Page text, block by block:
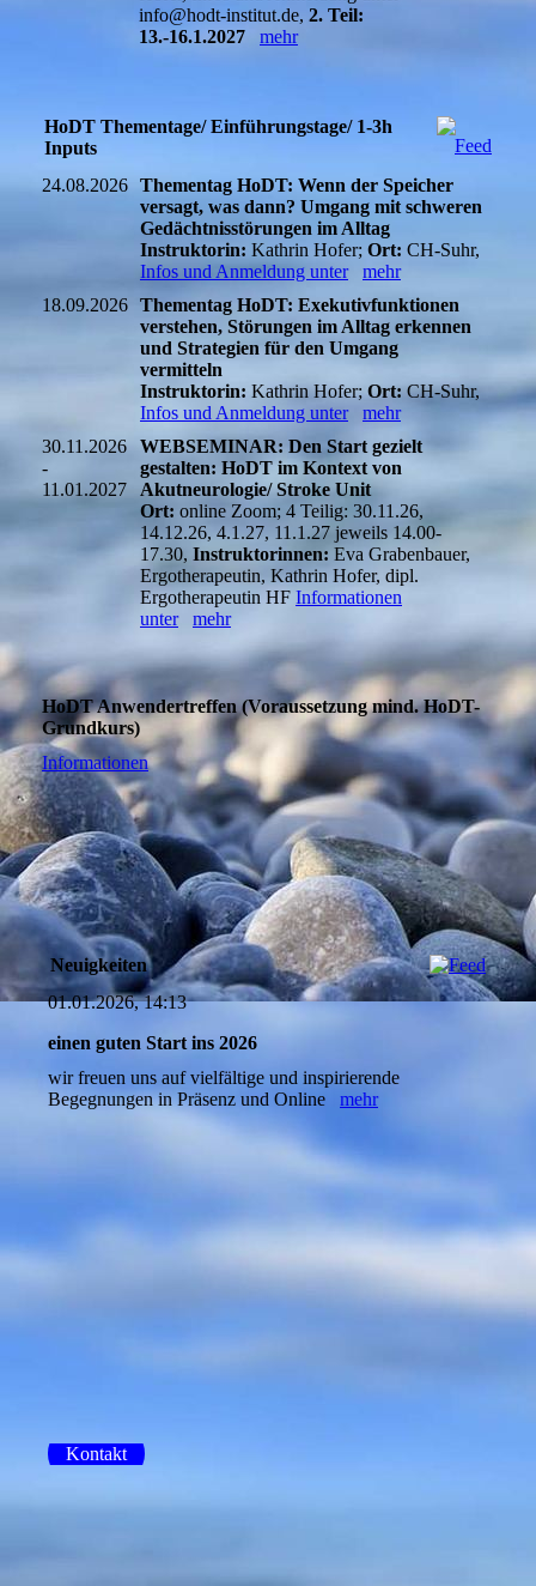
info@hodt-institut.de, 2. Teil:
13.-16.1.2027
mehr
HoDT Thementage/ Einführungstage/ 1-3h
Inputs
24.08.2026 Thementag HoDT: Wenn der Speicher
versagt, was dann? Umgang mit schweren
Gedächtnisstörungen im Alltag
Instruktorin: Kathrin Hofer; Ort: CH-Suhr,
Infos und Anmeldung unter
mehr
18.09.2026 Thementag HoDT: Exekutivfunktionen
verstehen, Störungen im Alltag erkennen
und Strategien für den Umgang
vermitteln
Instruktorin: Kathrin Hofer; Ort:CH-Suhr,
Infos und Anmeldung unter
mehr
30.11.2026
-
11.01.2027
WEBSEMINAR: Den Start gezielt
gestalten: HoDT im Kontext von
Akutneurologie/ Stroke Unit
Ort: online Zoom; 4 Teilig: 30.11.26,
14.12.26, 4.1.27, 11.1.27 jeweils 14.00-
17.30, Instruktorinnen: Eva Grabenbauer,
Ergotherapeutin, Kathrin Hofer, dipl.
Ergotherapeutin HF Informationen
unter
mehr
HoDT Anwendertreffen (Voraussetzung mind. HoDT-
Grundkurs)
Informationen
Neuigkeiten
01.01.2026, 14:13
einen guten Start ins 2026
wir freuen uns auf vielfältige und inspirierende
Begegnungen in Präsenz und Online mehr
Kontakt